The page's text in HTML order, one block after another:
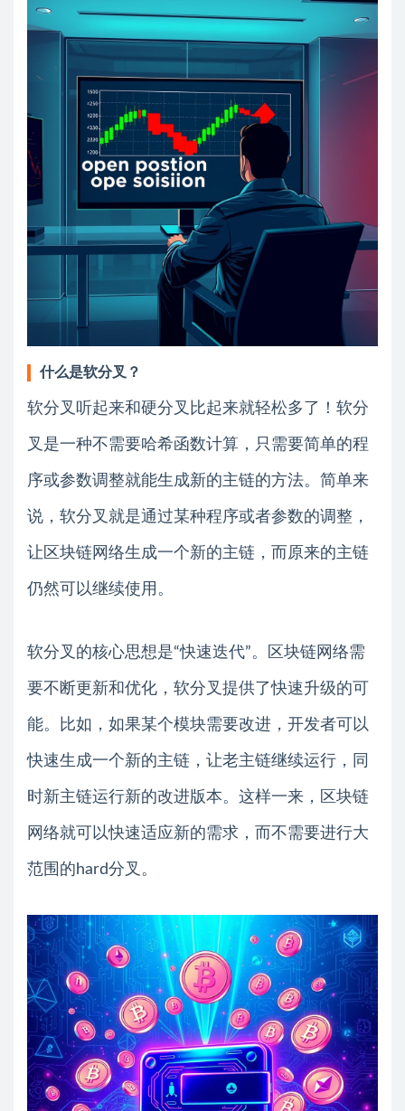
什么是软分叉？
软分叉听起来和硬分叉比起来就轻松多了！软分
叉是一种不需要哈希函数计算，只需要简单的程
序或参数调整就能生成新的主链的方法。简单来
说，软分叉就是通过某种程序或者参数的调整，
让区块链网络生成一个新的主链，而原来的主链
仍然可以继续使用。
软分叉的核心思想是“快速迭代”。区块链网络需
要不断更新和优化，软分叉提供了快速升级的可
能。比如，如果某个模块需要改进，开发者可以
快速生成一个新的主链，让老主链继续运行，同
时新主链运行新的改进版本。这样一来，区块链
网络就可以快速适应新的需求，而不需要进行大
范围的hard分叉。